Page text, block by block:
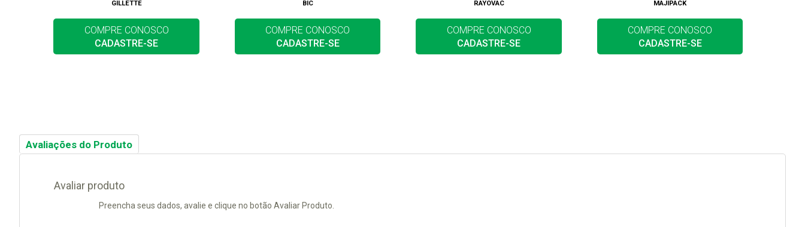
GILLETTE
COMPRE CONOSCO
CADASTRE-SE
BIC
COMPRE CONOSCO
CADASTRE-SE
RAYOVAC
COMPRE CONOSCO
CADASTRE-SE
MAJIPACK
COMPRE CONOSCO
CADASTRE-SE
Avaliações do Produto
Avaliar produto
Preencha seus dados, avalie e clique no botão Avaliar Produto.